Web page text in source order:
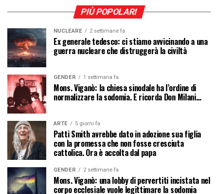
PIÙ POPOLARI
NUCLEARE 2 settimane fa
Ex generale tedesco: ci stiamo avvicinando a una
guerra nucleare che distruggerà la civiltà
GENDER 1 settimana fa
Mons. Viganò: la chiesa sinodale ha l’ordine di
normalizzare la sodomia. E ricorda Don Milani…
ARTE 5 giorni fa
Patti Smith avrebbe dato in adozione sua figlia
con la promessa che non fosse cresciuta
cattolica. Ora è accolta dal papa
GENDER 2 settimane fa
Mons. Viganò: una lobby di pervertiti incistata nel
corpo ecclesiale vuole legittimare la sodomia